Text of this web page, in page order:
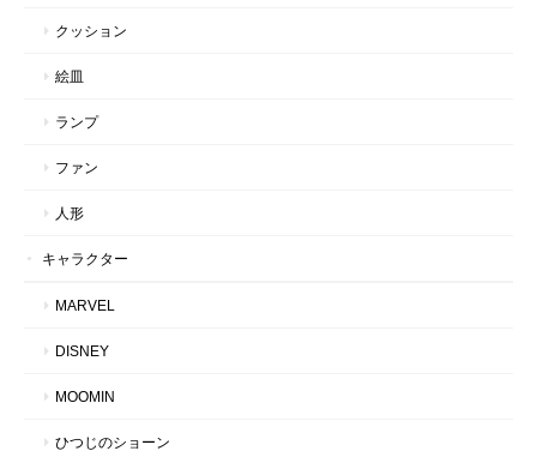
クッション
絵皿
ランプ
ファン
人形
キャラクター
MARVEL
DISNEY
MOOMIN
ひつじのショーン